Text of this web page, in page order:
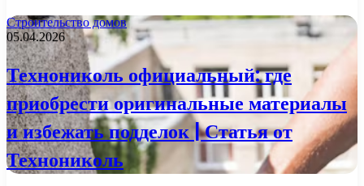
Строительство домов
05.04.2026
Технониколь официальный: где
приобрести оригинальные материалы
и избежать подделок | Статья от
Технониколь